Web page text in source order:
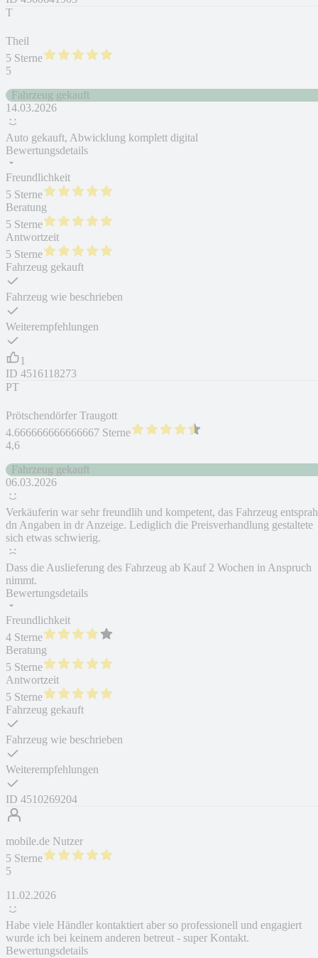
T
Theil
5 Sterne
5
Fahrzeug gekauft
14.03.2026
Auto gekauft, Abwicklung komplett digital
Bewertungsdetails
Freundlichkeit
5 Sterne
Beratung
5 Sterne
Antwortzeit
5 Sterne
Fahrzeug gekauft
Fahrzeug wie beschrieben
Weiterempfehlungen
1
ID 4516118273
PT
Prötschendörfer Traugott
4.666666666666667 Sterne
4,6
Fahrzeug gekauft
06.03.2026
Verkäuferin war sehr freundlih und kompetent, das Fahrzeug entsprah
dn Angaben in dr Anzeige. Lediglich die Preisverhandlung gestaltete
sich etwas schwierig.
Dass die Auslieferung des Fahrzeug ab Kauf 2 Wochen in Anspruch
nimmt.
Bewertungsdetails
Freundlichkeit
4 Sterne
Beratung
5 Sterne
Antwortzeit
5 Sterne
Fahrzeug gekauft
Fahrzeug wie beschrieben
Weiterempfehlungen
ID 4510269204
mobile.de Nutzer
5 Sterne
5
11.02.2026
Habe viele Händler kontaktiert aber so professionell und engagiert
wurde ich bei keinem anderen betreut - super Kontakt.
Bewertungsdetails